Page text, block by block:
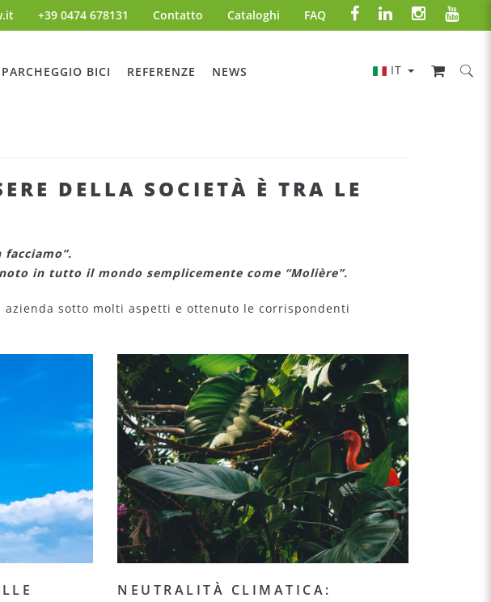
+39 0474 678131 Contatto Cataloghi FAQ
PARCHEGGIO BICI REFERENZE NEWS IT
DELLA SOCIETÀ È TRA LE
in tutto il mondo semplicemente come “Molière”.
sotto molti aspetti e ottenuto le corrispondenti
NEUTRALITÀ CLIMATICA: